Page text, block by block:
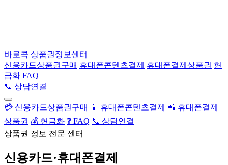
바로콕 상품권정보센터
신용카드상품권구매 휴대폰콘텐츠결제 휴대폰결제상품권 현
금화 FAQ
📞 상담연결
💳 신용카드상품권구매 📱 휴대폰콘텐츠결제 📲 휴대폰결제
상품권 💰 현금화 ❓ FAQ 📞 상담연결
상품권 정보 전문 센터
신용카드·휴대폰결제